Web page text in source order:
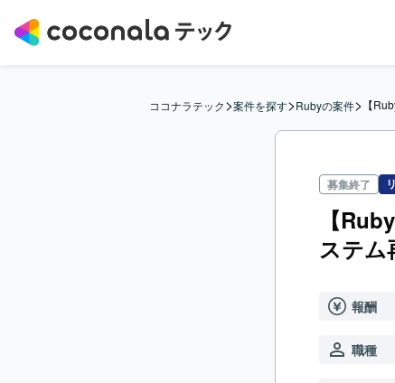
ココナラテック>案件を探す>Rubyの案件> 【
募集終了
【
ステム
報酬
職種